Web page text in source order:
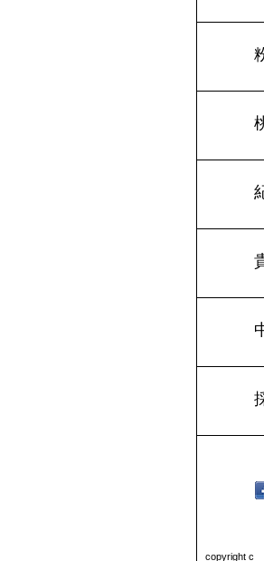
copyright c